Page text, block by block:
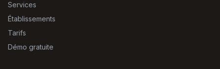
Services
Établissements
Tarifs
Démo gratuite